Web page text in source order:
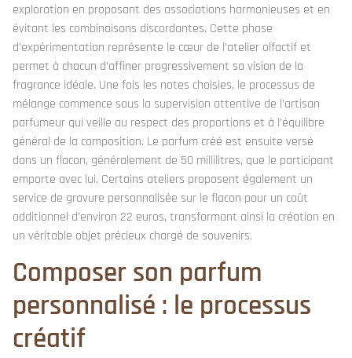
exploration en proposant des associations harmonieuses et en
évitant les combinaisons discordantes. Cette phase
d’expérimentation représente le cœur de l’atelier olfactif et
permet à chacun d’affiner progressivement sa vision de la
fragrance idéale. Une fois les notes choisies, le processus de
mélange commence sous la supervision attentive de l’artisan
parfumeur qui veille au respect des proportions et à l’équilibre
général de la composition. Le parfum créé est ensuite versé
dans un flacon, généralement de 50 millilitres, que le participant
emporte avec lui. Certains ateliers proposent également un
service de gravure personnalisée sur le flacon pour un coût
additionnel d’environ 22 euros, transformant ainsi la création en
un véritable objet précieux chargé de souvenirs.
Composer son parfum
personnalisé : le processus
créatif